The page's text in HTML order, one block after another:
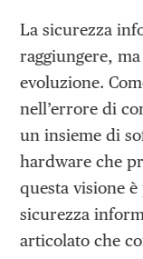
La sicurezza
raggiungere,
evoluzione.
nell’errore di
un insieme di
hardware che
questa visione
sicurezza
articolato che